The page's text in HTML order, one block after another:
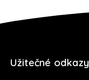
Užitečné odkazy